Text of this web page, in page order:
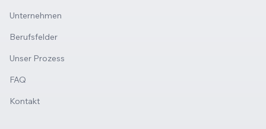
Unternehmen
Berufsfelder
Unser Prozess
FAQ
Kontakt